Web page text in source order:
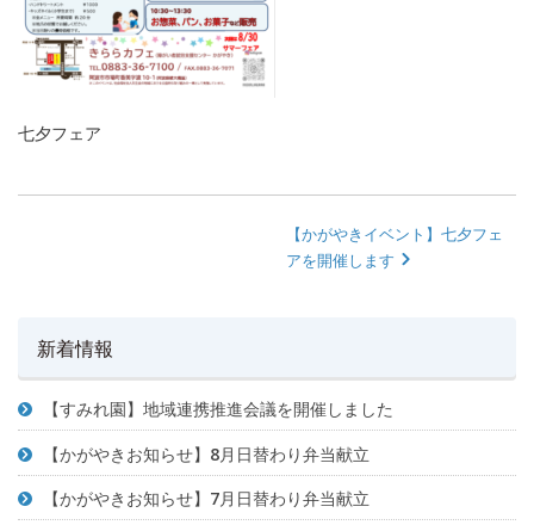
七夕フェア
【かがやきイベント】七夕フェ
アを開催します
新着情報
【すみれ園】地域連携推進会議を開催しました
【かがやきお知らせ】8月日替わり弁当献立
【かがやきお知らせ】7月日替わり弁当献立